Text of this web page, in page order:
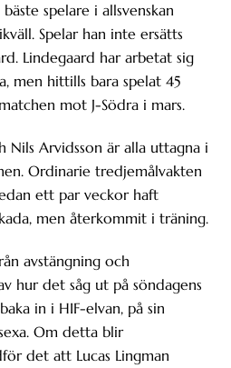
spelare i allsvenskan
Spelar han inte ersätts
Lindegaard har arbetat sig
men hittills bara spelat 45
mot J-Södra i mars.
Nils Arvidsson är alla uttagna i
Ordinarie tredjemålvakten
ett par veckor haft
men återkommit i träning.
avstängning och
hur det såg ut på söndagens
in i HIF-elvan, på sin
Om detta blir
det att Lucas Lingman